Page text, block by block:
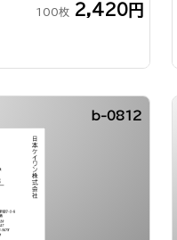
100枚 2,420円
b-0812